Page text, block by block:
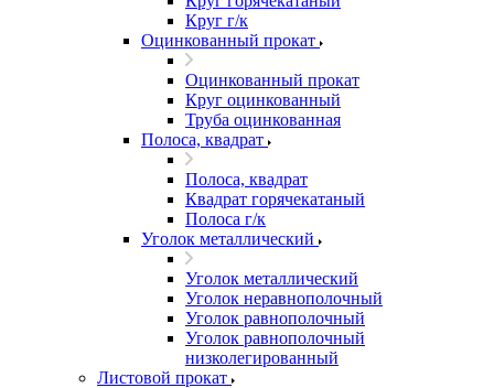
Круг г/к
Оцинкованный прокат
Оцинкованный прокат
Круг оцинкованный
Труба оцинкованная
Полоса, квадрат
Полоса, квадрат
Квадрат горячекатаный
Полоса г/к
Уголок металлический
Уголок металлический
Уголок неравнополочный
Уголок равнополочный
Уголок равнополочный
низколегированный
Листовой прокат